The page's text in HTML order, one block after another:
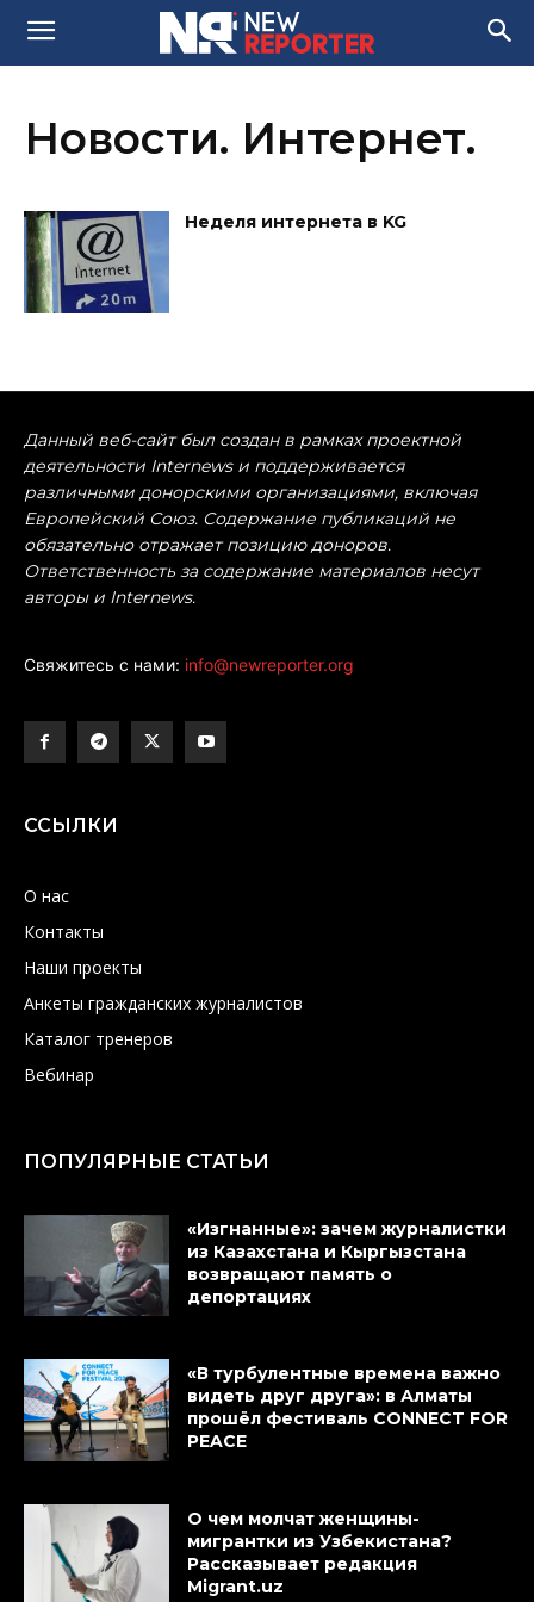
Новости. Интернет.
Неделя интернета в KG
Данный веб-сайт был создан в рамках проектной
деятельности Internews и поддерживается
различными донорскими организациями, включая
Европейский Союз. Содержание публикаций не
обязательно отражает позицию доноров.
Ответственность за содержание материалов несут
авторы и Internews.
Свяжитесь с нами: info@newreporter.org
ССЫЛКИ
О нас
Контакты
Наши проекты
Анкеты гражданских журналистов
Каталог тренеров
Вебинар
ПОПУЛЯРНЫЕ СТАТЬИ
«Изгнанные»: зачем журналистки
из Казахстана и Кыргызстана
возвращают память о
депортациях
«В турбулентные времена важно
видеть друг друга»: в Алматы
прошёл фестиваль CONNECT FOR
PEACE
О чем молчат женщины-
мигрантки из Узбекистана?
Рассказывает редакция
Migrant.uz